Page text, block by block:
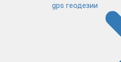
gps геодезии